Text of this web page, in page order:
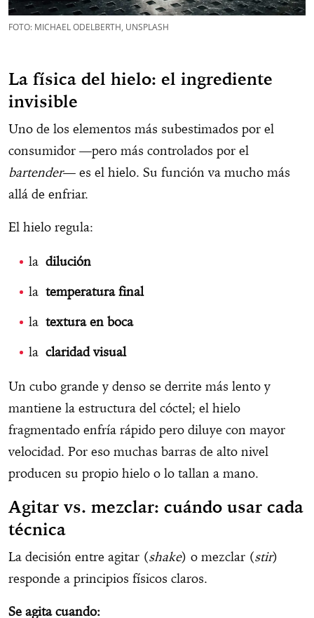
FOTO: MICHAEL ODELBERTH, UNSPLASH
La física del hielo: el ingrediente
invisible
Uno de los elementos más subestimados por el
consumidor —pero más controlados por el
bartender— es el hielo. Su función va mucho más
allá de enfriar.
El hielo regula:
la dilución
la temperatura final
la textura en boca
la claridad visual
Un cubo grande y denso se derrite más lento y
mantiene la estructura del cóctel; el hielo
fragmentado enfría rápido pero diluye con mayor
velocidad. Por eso muchas barras de alto nivel
producen su propio hielo o lo tallan a mano.
Agitar vs. mezclar: cuándo usar cada
técnica
La decisión entre agitar (shake) o mezclar (stir)
responde a principios físicos claros.
Se agita cuando: